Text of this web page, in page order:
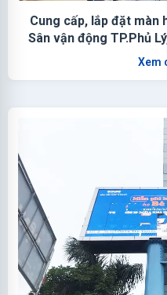
Cung cấp, lắp đặt màn
Sân vận động TP.Phủ
Xem